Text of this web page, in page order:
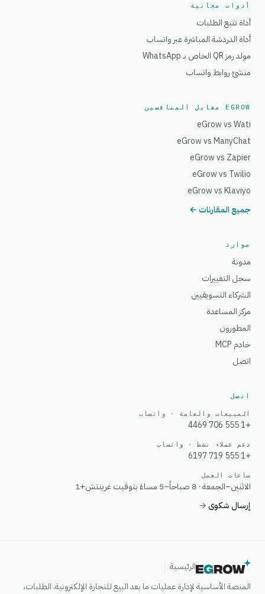
أدوات مجانية
أداة تتبع الطلبات
أداة الدردشة المباشرة عبر واتساب
مولد رمز QR الخاص بـ WhatsApp
منشئ روابط واتساب
EGROW مقابل المنافسين
eGrow vs Wati
eGrow vs ManyChat
eGrow vs Zapier
eGrow vs Twilio
eGrow vs Klaviyo
جميع المقارنات ←
موارد
مدونة
سجل التغييرات
الشركاء التسويقيين
مركز المساعدة
المطورون
خادم MCP
اتصل
اتصل
المبيعات والعامة · واتساب
+1 555 706 4469
دعم عملاء نشط · واتساب
+1 555 719 6197
ساعات العمل
الاثنين–الجمعة · 8 صباحاً–5 مساءً بتوقيت غرينتش+1
إرسال شكوى→
الرئيسية
المنصة الأساسية لإدارة عمليات ما بعد البيع للتجارة الإلكترونية. الطلبات،